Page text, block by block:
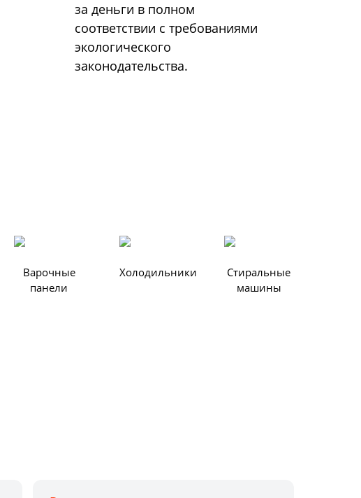
за деньги в полном
соответствии с требованиями
экологического
законодательства.
Варочные
панели
Холодильники
Стиральные
машины